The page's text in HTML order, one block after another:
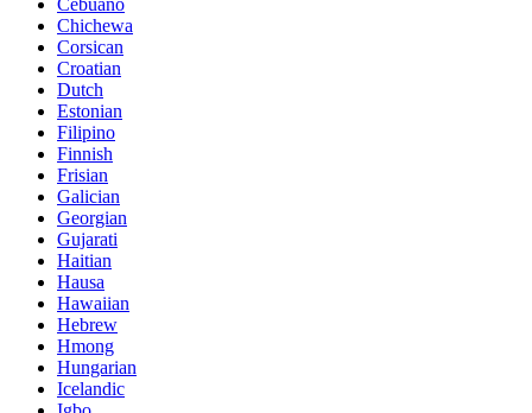
Cebuano
Chichewa
Corsican
Croatian
Dutch
Estonian
Filipino
Finnish
Frisian
Galician
Georgian
Gujarati
Haitian
Hausa
Hawaiian
Hebrew
Hmong
Hungarian
Icelandic